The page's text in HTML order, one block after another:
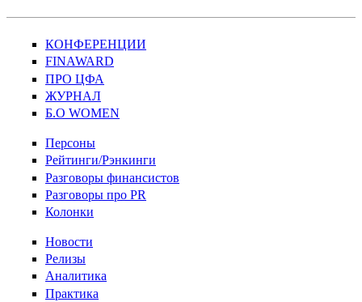
КОНФЕРЕНЦИИ
FINAWARD
ПРО ЦФА
ЖУРНАЛ
Б.О WOMEN
Персоны
Рейтинги/Рэнкинги
Разговоры финансистов
Разговоры про PR
Колонки
Новости
Релизы
Аналитика
Практика